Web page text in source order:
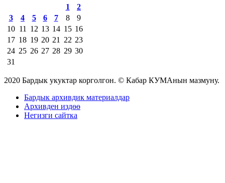
1
2
3
4 5 6 7 8
9
10 11 12 13 14 15 16
17 18 19 20 21 22 23
24 25 26 27 28 29 30
31
2020 Бардык укуктар корголгон. © Кабар КУМАнын мазмуну.
Бардык архивдик материалдар
Архивден издөө
Негизги сайтка